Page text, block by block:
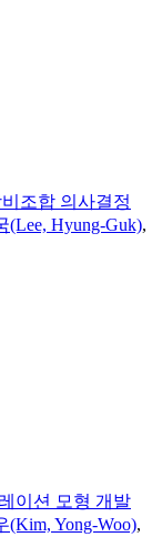
조합 의사결정
(Lee, Hyung-Guk),
이션 모형 개발
(Kim, Yong-Woo),